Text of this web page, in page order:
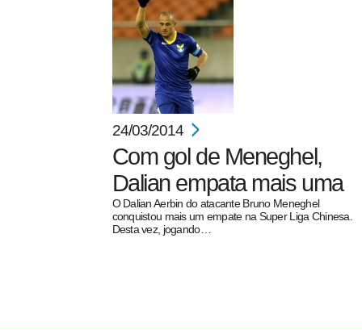
24/03/2014
Com gol de Meneghel,
Dalian empata mais uma
O Dalian Aerbin do atacante Bruno Meneghel
conquistou mais um empate na Super Liga Chinesa.
Desta vez, jogando…